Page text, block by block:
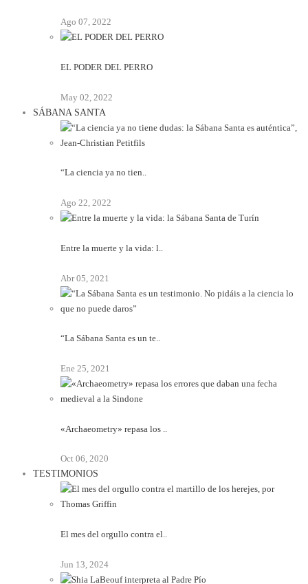
Ago 07, 2022
EL PODER DEL PERRO
May 02, 2022
SÁBANA SANTA
“La ciencia ya no tien..
Ago 22, 2022
Entre la muerte y la vida: l..
Abr 05, 2021
“La Sábana Santa es un te..
Ene 25, 2021
«Archaeometry» repasa los ..
Oct 06, 2020
TESTIMONIOS
El mes del orgullo contra el..
Jun 13, 2024